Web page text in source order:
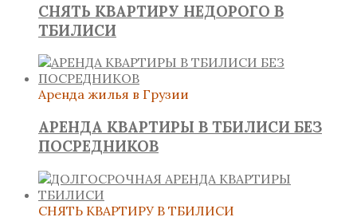
СНЯТЬ КВАРТИРУ НЕДОРОГО В
ТБИЛИСИ
Аренда жилья в Грузии
АРЕНДА КВАРТИРЫ В ТБИЛИСИ БЕЗ
ПОСРЕДНИКОВ
СНЯТЬ КВАРТИРУ В ТБИЛИСИ